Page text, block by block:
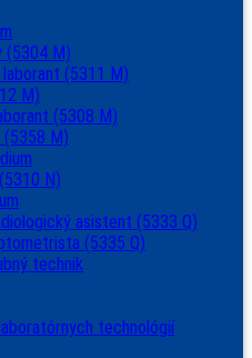
(5304 M)
(5311 M)
M)
(5308 M)
(5358 M)
N)
asistent (5333 Q)
(5335 Q)
technik
technológií